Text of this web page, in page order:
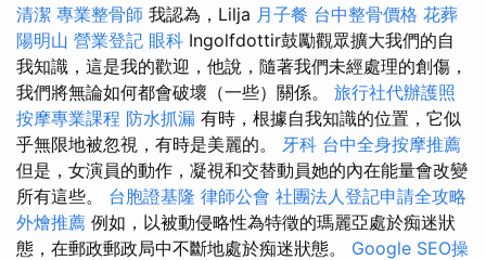
清潔 專業整骨師 我認為，Lilja 月子餐 台中整骨價格 花葬
陽明山 營業登記 眼科 Ingolfdottir鼓勵觀眾擴大我們的自
我知識，這是我的歡迎，他說，隨著我們未經處理的創傷，
我們將無論如何都會破壞（一些）關係。 旅行社代辦護照
按摩專業課程 防水抓漏 有時，根據自我知識的位置，它似
乎無限地被忽視，有時是美麗的。 牙科 台中全身按摩推薦
但是，女演員的動作，凝視和交替動員她的內在能量會改變
所有這些。 台胞證基隆 律師公會 社團法人登記申請全攻略
外燴推薦 例如，以被動侵略性為特徵的瑪麗亞處於痴迷狀
態，在郵政郵政局中不斷地處於痴迷狀態。 Google SEO操